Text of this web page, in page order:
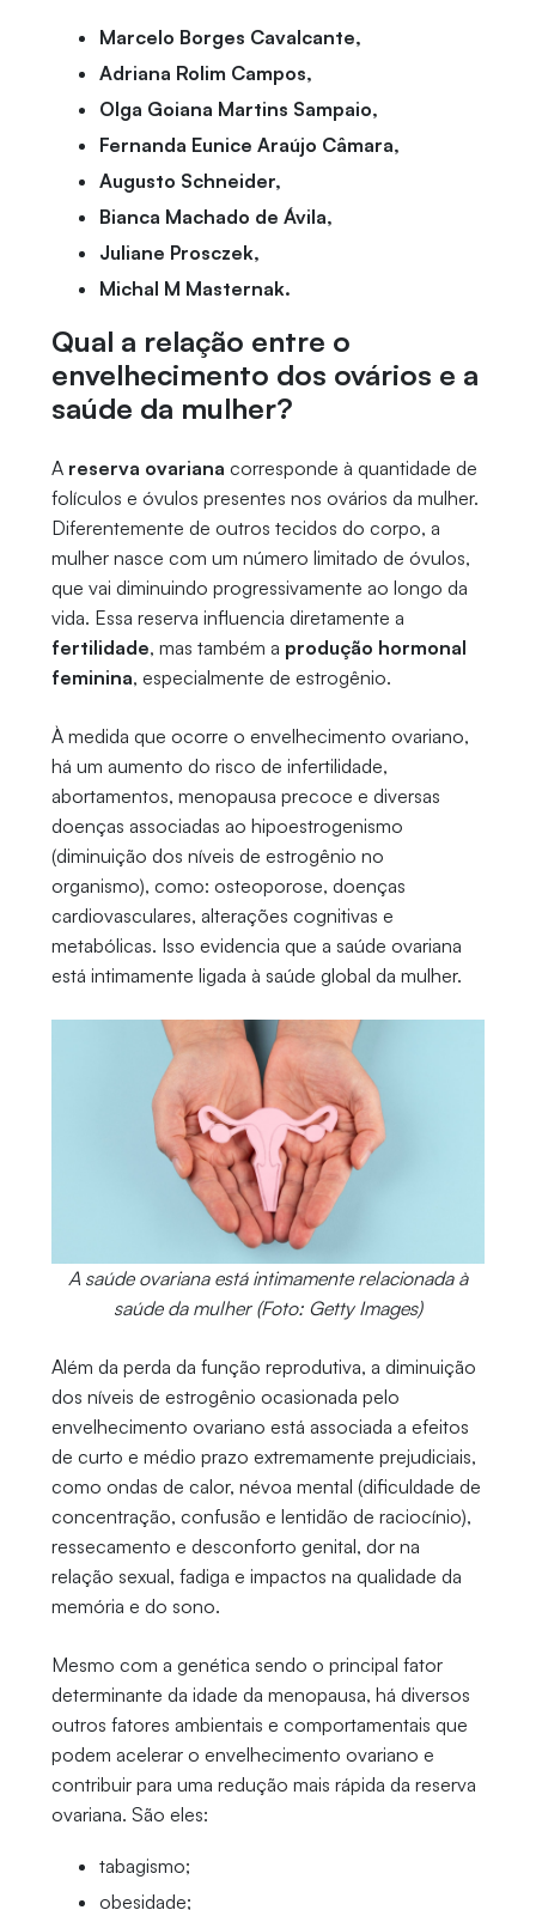
Marcelo Borges Cavalcante,
Adriana Rolim Campos,
Olga Goiana Martins Sampaio,
Fernanda Eunice Araújo Câmara,
Augusto Schneider,
Bianca Machado de Ávila,
Juliane Prosczek,
Michal M Masternak.
Qual a relação entre o
envelhecimento dos ovários e a
saúde da mulher?
A reserva ovariana corresponde à quantidade de
folículos e óvulos presentes nos ovários da mulher.
Diferentemente de outros tecidos do corpo, a
mulher nasce com um número limitado de óvulos,
que vai diminuindo progressivamente ao longo da
vida. Essa reserva influencia diretamente a
fertilidade, mas também a produção hormonal
feminina, especialmente de estrogênio.
À medida que ocorre o envelhecimento ovariano,
há um aumento do risco de infertilidade,
abortamentos, menopausa precoce e diversas
doenças associadas ao hipoestrogenismo
(diminuição dos níveis de estrogênio no
organismo), como: osteoporose, doenças
cardiovasculares, alterações cognitivas e
metabólicas. Isso evidencia que a saúde ovariana
está intimamente ligada à saúde global da mulher.
A saúde ovariana está intimamente relacionada à
saúde da mulher (Foto: Getty Images)
Além da perda da função reprodutiva, a diminuição
dos níveis de estrogênio ocasionada pelo
envelhecimento ovariano está associada a efeitos
de curto e médio prazo extremamente prejudiciais,
como ondas de calor, névoa mental (dificuldade de
concentração, confusão e lentidão de raciocínio),
ressecamento e desconforto genital, dor na
relação sexual, fadiga e impactos na qualidade da
memória e do sono.
Mesmo com a genética sendo o principal fator
determinante da idade da menopausa, há diversos
outros fatores ambientais e comportamentais que
podem acelerar o envelhecimento ovariano e
contribuir para uma redução mais rápida da reserva
ovariana. São eles:
tabagismo;
obesidade;